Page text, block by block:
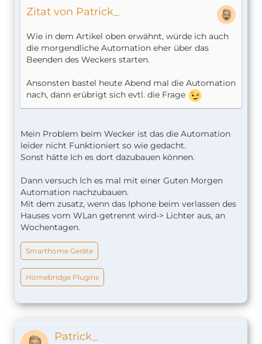
Zitat von Patrick_
Wie in dem Artikel oben erwähnt, würde ich auch
die morgendliche Automation eher über das
Beenden des Weckers starten.
Ansonsten bastel heute Abend mal die Automation
nach, dann erübrigt sich evtl. die Frage
Mein Problem beim Wecker ist das die Automation
leider nicht Funktioniert so wie gedacht.
Sonst hätte Ich es dort dazubauen können.
Dann versuch Ich es mal mit einer Guten Morgen
Automation nachzubauen.
Mit dem zusatz, wenn das Iphone beim verlassen des
Hauses vom WLan getrennt wird-> Lichter aus, an
Wochentagen.
Smarthome Geräte
Homebridge Plugins
Patrick_